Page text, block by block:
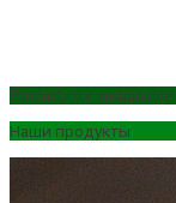
Products for
Наши продукты